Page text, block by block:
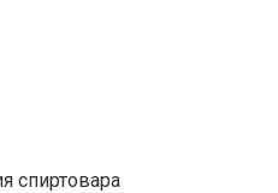
спиртовара